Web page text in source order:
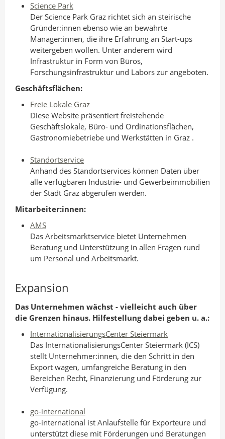
Science Park
Der Science Park Graz richtet sich an steirische
Gründer:innen ebenso wie an bewährte
Manager:innen, die ihre Erfahrung an Start-ups
weitergeben wollen. Unter anderem wird
Infrastruktur in Form von Büros,
Forschungsinfrastruktur und Labors zur angeboten.
Geschäftsflächen:
Freie Lokale Graz
Diese Website präsentiert freistehende
Geschäftslokale, Büro- und Ordinationsflächen,
Gastronomiebetriebe und Werkstätten in Graz .
Standortservice
Anhand des Standortservices können Daten über
alle verfügbaren Industrie- und Gewerbeimmobilien
der Stadt Graz abgerufen werden.
Mitarbeiter:innen:
AMS
Das Arbeitsmarktservice bietet Unternehmen
Beratung und Unterstützung in allen Fragen rund
um Personal und Arbeitsmarkt.
Expansion
Das Unternehmen wächst - vielleicht auch über
die Grenzen hinaus. Hilfestellung dabei geben u. a.:
InternationalisierungsCenter Steiermark
Das InternationalisierungsCenter Steiermark (ICS)
stellt Unternehmer:innen, die den Schritt in den
Export wagen, umfangreiche Beratung in den
Bereichen Recht, Finanzierung und Förderung zur
Verfügung.
go-international
go-international ist Anlaufstelle für Exporteure und
unterstützt diese mit Förderungen und Beratungen